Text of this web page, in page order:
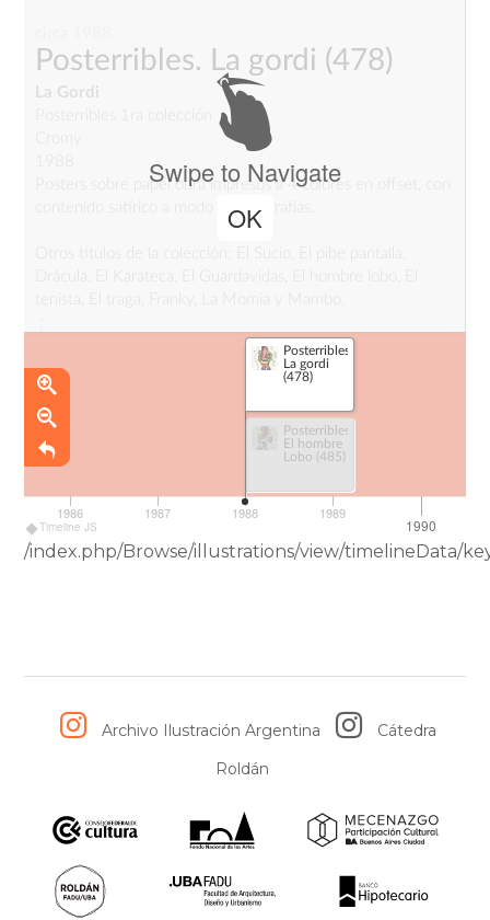
Posterribles. La gordi (478)
La Gordi
Posters sobre papel obra impresos a 4 colores en offset, con
contenido satírico a modo de infografías.
Swipe to Navigate
OK
Timeline JS
Posterribles.
La gordi
(478)
Posterribles.
El hombre
Lobo (485)
1990
1986 1987 1988 1989
/index.php/Browse/illustrations/view/timelineData/
Archivo Ilustración Argentina
Cátedra
Roldán